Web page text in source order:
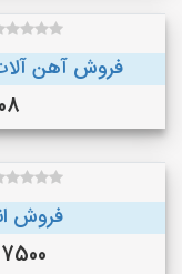
فروش آهن
فروش